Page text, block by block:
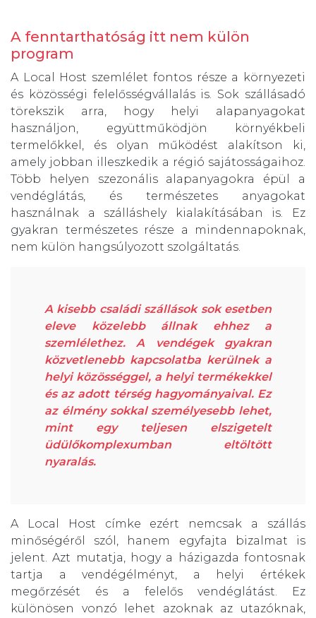
A fenntarthatóság itt nem külön
program
A Local Host szemlélet fontos része a környezeti
és közösségi felelősségvállalás is. Sok szállásadó
törekszik arra, hogy helyi alapanyagokat
használjon, együttműködjön környékbeli
termelőkkel, és olyan működést alakítson ki,
amely jobban illeszkedik a régió sajátosságaihoz.
Több helyen szezonális alapanyagokra épül a
vendéglátás, és természetes anyagokat
használnak a szálláshely kialakításában is. Ez
gyakran természetes része a mindennapoknak,
nem külön hangsúlyozott szolgáltatás.
A kisebb családi szállások sok esetben
eleve közelebb állnak ehhez a
szemlélethez. A vendégek gyakran
közvetlenebb kapcsolatba kerülnek a
helyi közösséggel, a helyi termékekkel
és az adott térség hagyományaival. Ez
az élmény sokkal személyesebb lehet,
mint egy teljesen elszigetelt
üdülőkomplexumban eltöltött
nyaralás.
A Local Host címke ezért nemcsak a szállás
minőségéről szól, hanem egyfajta bizalmat is
jelent. Azt mutatja, hogy a házigazda fontosnak
tartja a vendégélményt, a helyi értékek
megőrzését és a felelős vendéglátást. Ez
különösen vonzó lehet azoknak az utazóknak,